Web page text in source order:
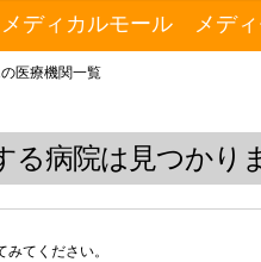
ディカルモール メデ
医療機関一覧
る病院は見つかり
てください。